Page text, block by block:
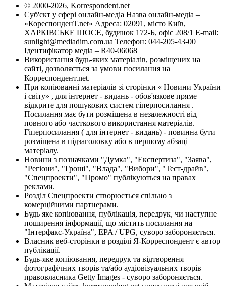
© 2000-2026, Korrespondent.net
Суб'єкт у сфері онлайн-медіа Назва онлайн-медіа –
«КореспонденТ.net» Адреса: 02091, місто Київ,
ХАРКІВСЬКЕ ШОСЕ, будинок 172-Б, офіс 208/1 E-mail:
sunlight@mediadim.com.ua Телефон: 044-205-43-00
Ідентифікатор медіа – R40-06068
Використання будь-яких матеріалів, розміщених на
сайті, дозволяється за умови посилання на
Корреспондент.net.
При копіюванні матеріалів зі сторінки « Новини України
і світу» , для інтернет - видань - обов'язкове пряме
відкрите для пошукових систем гіперпосилання .
Посилання має бути розміщена в незалежності від
повного або часткового використання матеріалів.
Гіперпосилання ( для інтернет - видань) - повинна бути
розміщена в підзаголовку або в першому абзаці
матеріалу.
Новини з позначками "Думка", "Експертиза", "Заява",
"Регіони", "Гроші", "Влада", "Вибори", "Тест-драйв",
"Спецпроекти", "Промо" публікуються на правах
реклами.
Розділ Спецпроекти створюється спільно з
комерційними партнерами.
Будь яке копіювання, публікація, передрук, чи наступне
поширення інформації, що містить посилання на
"Інтерфакс-Україна", EPA / UPG, суворо забороняється.
Власник веб-сторінки в розділі Я-Корреспондент є автор
публікації.
Будь-яке копіювання, передрук та відтворення
фотографічних творів та/або аудіовізуальних творів
правовласника Getty Images - суворо забороняється.